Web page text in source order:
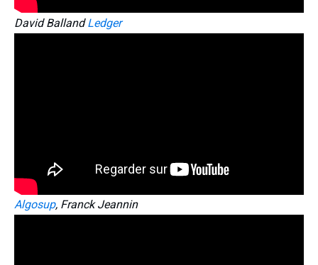
David BallandLedger
Algosup, Franck Jeannin